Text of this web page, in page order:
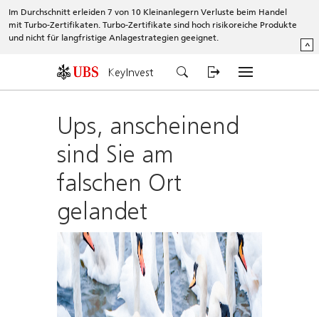
Im Durchschnitt erleiden 7 von 10 Kleinanlegern Verluste beim Handel
mit Turbo-Zertifikaten. Turbo-Zertifikate sind hoch risikoreiche Produkte
und nicht für langfristige Anlagestrategien geeignet.
^
KeyInvest
Ups, anscheinend
sind Sie am
falschen Ort
gelandet